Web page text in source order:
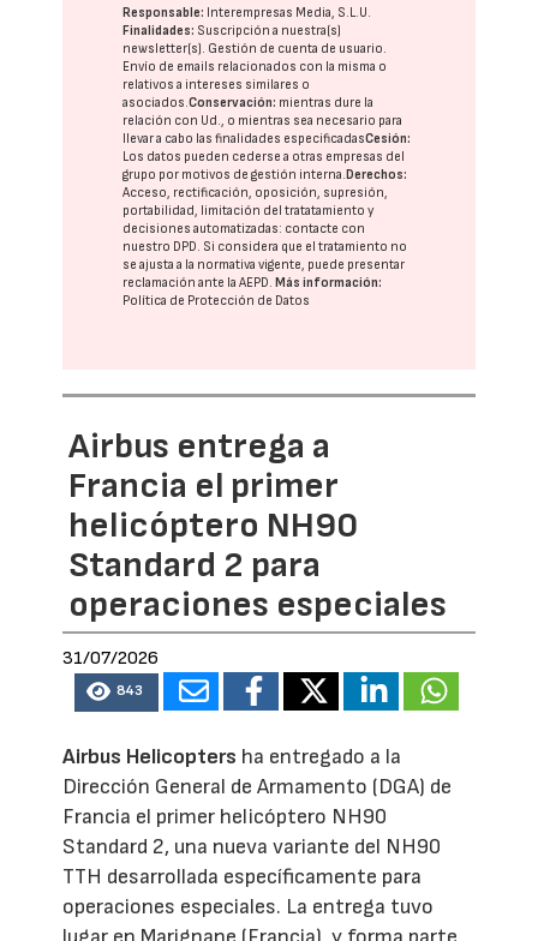
Responsable: Interempresas Media, S.L.U.
Finalidades: Suscripción a nuestra(s)
newsletter(s). Gestión de cuenta de usuario.
Envío de emails relacionados con la misma o
relativos a intereses similares o
asociados.Conservación: mientras dure la
relación con Ud., o mientras sea necesario para
llevar a cabo las finalidades especificadasCesión:
Los datos pueden cederse a otras empresas del
grupo por motivos de gestión interna. Derechos:
Acceso, rectificación, oposición, supresión,
portabilidad, limitación del tratatamiento y
decisiones automatizadas: contacte con
nuestro DPD. Si considera que el tratamiento no
se ajusta a la normativa vigente, puede presentar
reclamación ante laAEPD. Más información:
Política de Protección de Datos
Airbus entrega a
Francia el primer
helicóptero NH90
Standard 2 para
operaciones especiales
31/07/2026
843
Airbus Helicopters ha entregado a la
Dirección General de Armamento (DGA) de
Francia el primer helicóptero NH90
Standard 2, una nueva variante del NH90
TTH desarrollada específicamente para
operaciones especiales. La entrega tuvo